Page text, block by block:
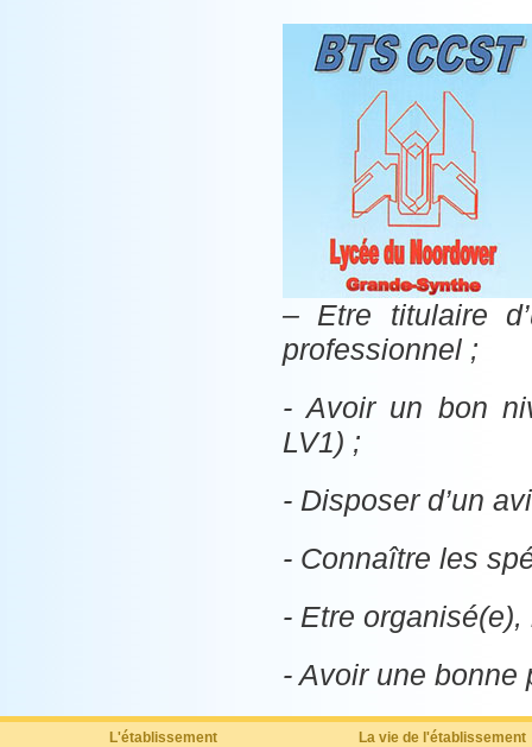
– Etre titulaire
professionnel ;
- Avoir un bon
LV1) ;
- Disposer d’un
- Connaître les
- Etre
- Avoir une bonne
L'établissement
La vie de l'établissement